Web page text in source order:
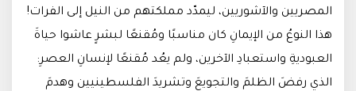
المصريين والآشوريين، ليمدّد مملكتهم من النيل إلى الفرات!
هذا النوعُ من الإيمانِ كان مناسبًا ومُقنعًا لبشرٍ عاشوا حياةَ
العبوديةِ واستعبادِ الآخرين، ولم يعُد مُقنعًا لإنسانِ العصرِ:
الذي رفضَ الظلمَ والتجويعَ وتشريدَ الفلسطينيين وهدمَ